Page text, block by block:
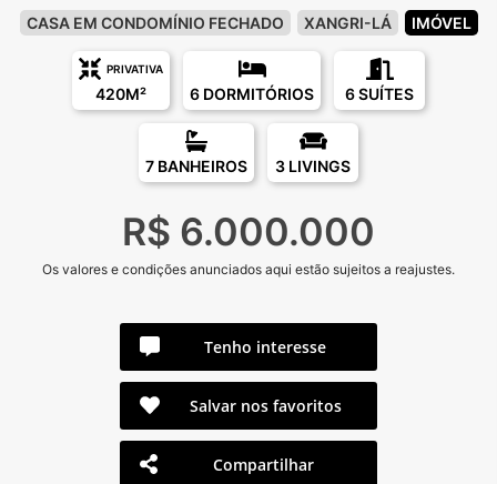
CASA EM CONDOMÍNIO FECHADO XANGRI-LÁ IMÓVEL
PRIVATIVA
420M² 6 DORMITÓRIOS 6 SUÍTES
7 BANHEIROS 3 LIVINGS
R$ 6.000.000
Os valores e condições anunciados aqui estão sujeitos a reajustes.
Tenho interesse
Salvar nos favoritos
Compartilhar